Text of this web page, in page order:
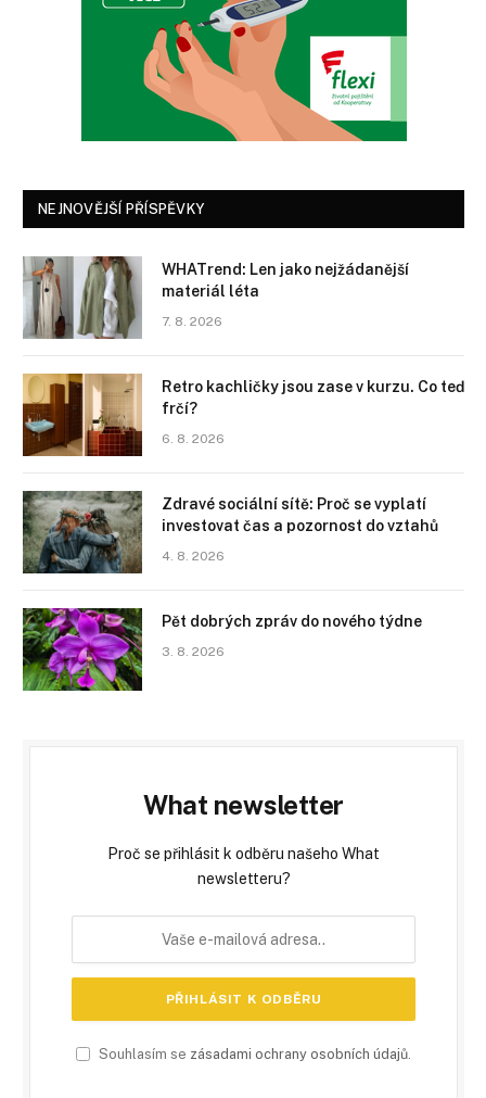
NEJNOVĚJŠÍ PŘÍSPĚVKY
WHATrend: Len jako nejžádanější
materiál léta
7. 8. 2026
Retro kachličky jsou zase v kurzu. Co teď
frčí?
6. 8. 2026
Zdravé sociální sítě: Proč se vyplatí
investovat čas a pozornost do vztahů
4. 8. 2026
Pět dobrých zpráv do nového týdne
3. 8. 2026
What newsletter
Proč se přihlásit k odběru našeho What
newsletteru?
Souhlasím se zásadami ochrany osobních údajů